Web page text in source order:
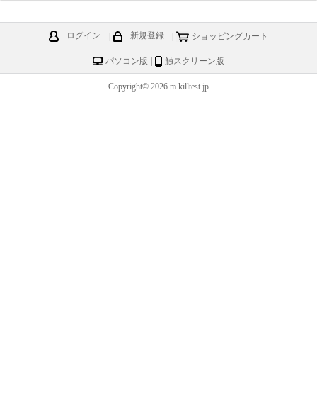
ログイン | 新規登録 | ショッピングカート
パソコン版 | 触スクリーン版
Copyright© 2026 m.killtest.jp